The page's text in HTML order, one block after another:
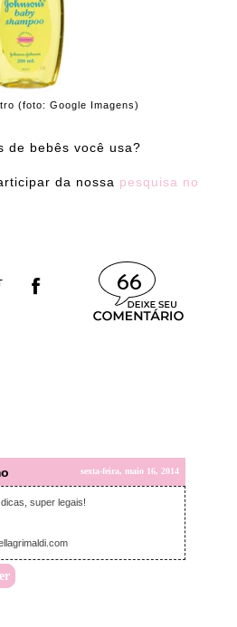
(foto: Google Imagens)
de bebês você usa?
da nossa pesquisa no
66
sexta-feira, maio 16, 2014
super legais!